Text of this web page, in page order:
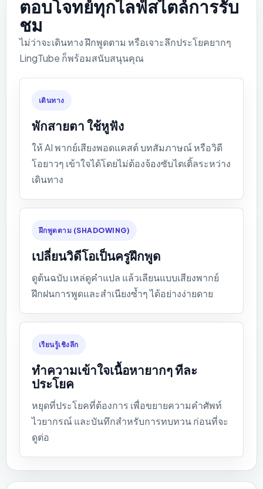
ตอบโจทย์ทุกไลฟ์สไตล์การรับ
ชม
ไม่ว่าจะเดินทาง ฝึกพูดตาม หรือเจาะลึกประโยคยากๆ
LingTube ก็พร้อมสนับสนุนคุณ
เดินทาง
พักสายตา ใช้หูฟัง
ให้ AI พากย์เสียงพอดแคสต์ บทสัมภาษณ์ หรือวิดี
โอยาวๆ เข้าใจได้โดยไม่ต้องจ้องซับไตเติ้ลระหว่าง
เดินทาง
ฝึกพูดตาม (SHADOWING)
เปลี่ยนวิดีโอเป็นครูฝึกพูด
ดูต้นฉบับ เหล่ดูคำแปล แล้วเลียนแบบเสียงพากย์
ฝึกฝนการพูดและสำเนียงซ้ำๆ ได้อย่างง่ายดาย
เรียนรู้เชิงลึก
ทำความเข้าใจเนื้อหายากๆ ทีละ
ประโยค
หยุดที่ประโยคที่ต้องการ เพื่อขยายความคำศัพท์
ไวยากรณ์ และบันทึกสำหรับการทบทวน ก่อนที่จะ
ดูต่อ